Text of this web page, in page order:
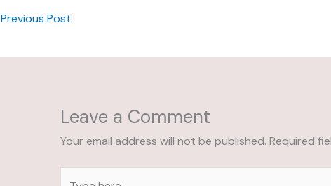
Previous Post
Leave a Comment
Your email address will not be published. Required